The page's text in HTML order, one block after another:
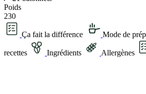
Poids
230
Ça fait la différence Mode de
recettes Ingrédients Allergènes